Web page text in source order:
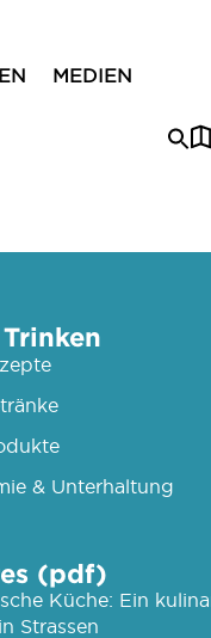
MEDIEN
& Unterhaltung
(pdf)
Küche: Ein
Strassen